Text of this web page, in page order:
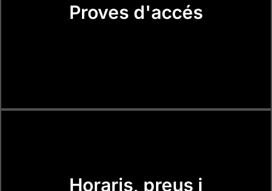
Proves d'accés
Horaris, preus i